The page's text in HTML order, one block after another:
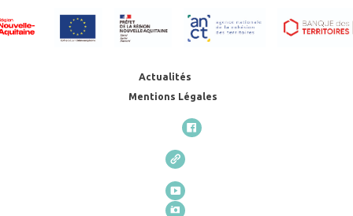
Actualités
Mentions Légales